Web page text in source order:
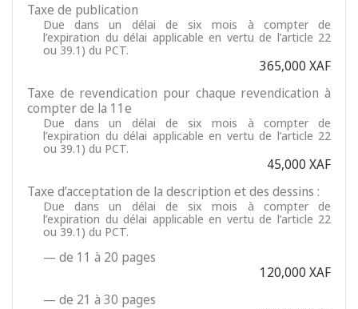
Taxe de publication
Due dans un délai de six mois à compter de
l’expiration du délai applicable en vertu de l’article 22
ou 39.1) du PCT.
365,000 XAF
Taxe de revendication pour chaque revendication à
compter de la 11e
Due dans un délai de six mois à compter de
l’expiration du délai applicable en vertu de l’article 22
ou 39.1) du PCT.
45,000 XAF
Taxe d’acceptation de la description et des dessins :
Due dans un délai de six mois à compter de
l’expiration du délai applicable en vertu de l’article 22
ou 39.1) du PCT.
— de 11 à 20 pages
120,000 XAF
— de 21 à 30 pages